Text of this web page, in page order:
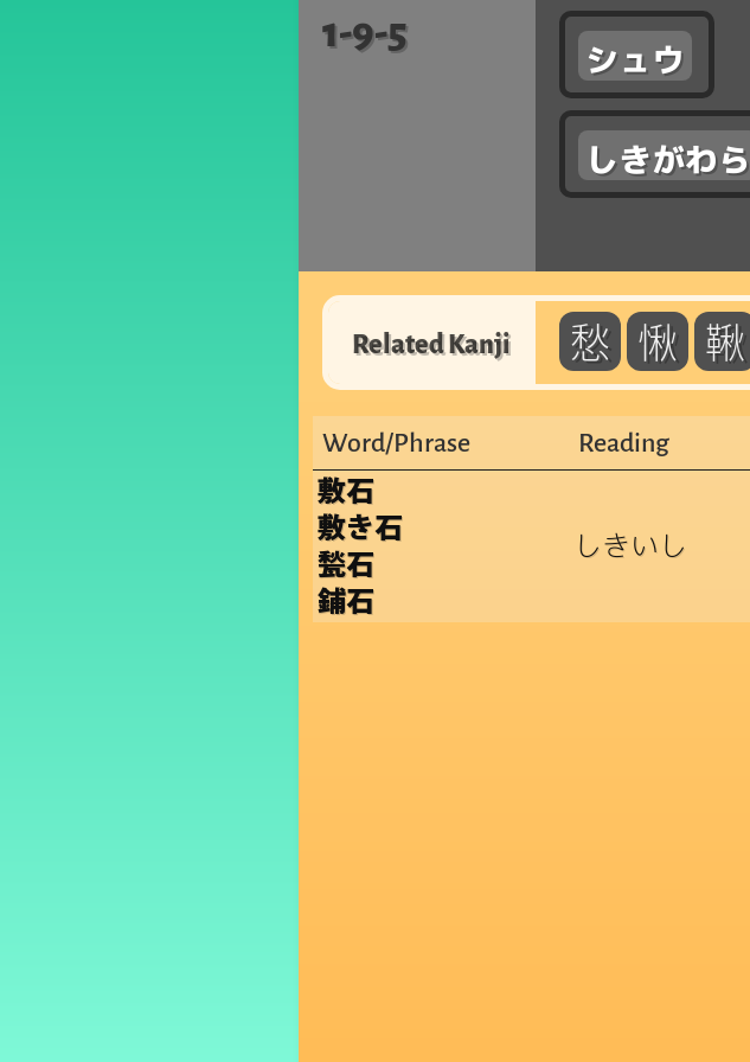
1-9-5
シュウ
しきがわら
Related Kanji 愁 愀 鞦
Word/Phrase Reading
敷石
敷き石
甃石
鋪石
しきいし